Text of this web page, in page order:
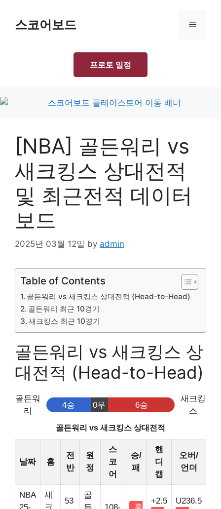
content스코어보드 Menu
프로토 일정
[NBA] 골든워리 vs
새크킹스 상대전적
및 최근전적 데이터
보드
2025년 03월 12일 by admin
Table of Contents
골든워리 vs 새크킹스 상대전적 (Head-to-Head)
골든워리 최근 10경기
새크킹스 최근 10경기
골든워리 vs 새크킹스 상
대전적 (Head-to-Head)
골든워
리
4승 0무 6승
새크킹
스
골든워리 vs 새크킹스 상대전적
날짜 홈
전
반
원
정
스
코
어
승/
패
핸
디
캡
오버/
언더
NBA
새
53
골
+2.5
U236.5